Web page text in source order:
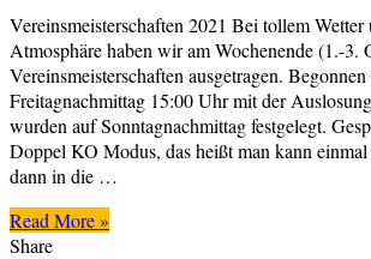
Vereinsmeisterschaften 2021 Bei tollem Wetter
Atmosphäre haben wir am Wochenende (1.-3.
Vereinsmeisterschaften ausgetragen.
Freitagnachmittag 15:00 Uhr mit der
wurden auf Sonntagnachmittag festgelegt.
Doppel KO Modus, das heißt man kann
dann in die …
Read More »
Share